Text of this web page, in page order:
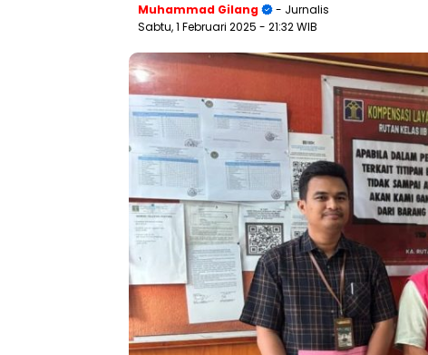
Muhammad Gilang
- Jurnalis
Sabtu, 1 Februari 2025 - 21:32 WIB